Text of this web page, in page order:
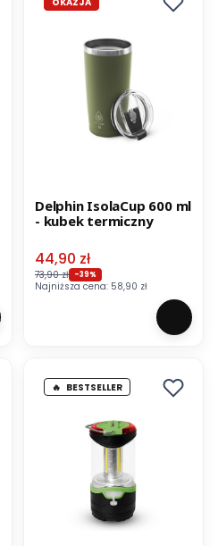
Delphin IsolaCup 600 ml
- kubek termiczny
Cena promocyjna
44,90 zł
73,90 zł -39%
Najniższa cena: 58,90 zł
BESTSELLER